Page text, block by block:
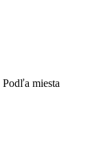
Podľa miesta